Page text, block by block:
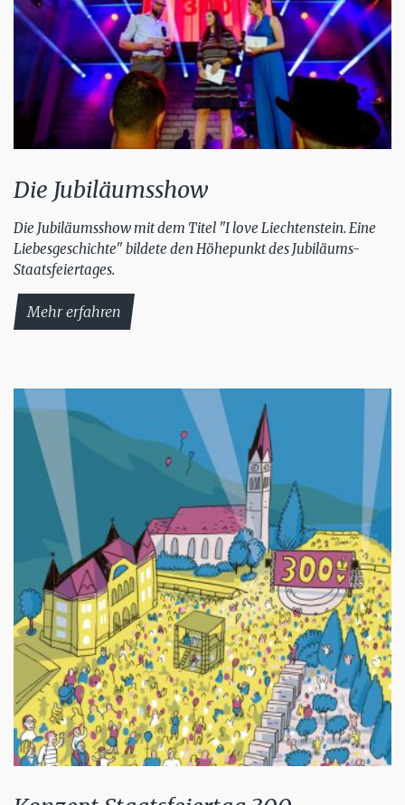
Die Jubiläumsshow
Die Jubiläumsshow mit dem Titel "I love Liechtenstein. Eine
Liebesgeschichte" bildete den Höhepunkt des Jubiläums-
Staatsfeiertages.
Mehr erfahren